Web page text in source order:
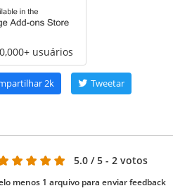
usuários
2k Tweetar
5.0 / 5 - 2 votos
menos 1 arquivo para enviar feedback